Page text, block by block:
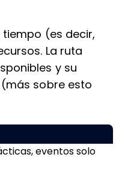
tiempo (es decir,
La ruta
y su
sobre esto
eventos solo